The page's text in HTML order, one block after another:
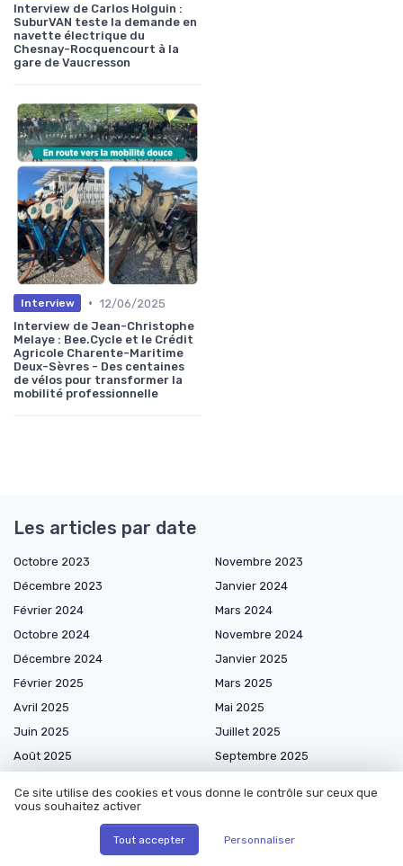
Interview de Carlos Holguin :
SuburVAN teste la demande en
navette électrique du
Chesnay-Rocquencourt à la
gare de Vaucresson
Interview • 12/06/2025
Interview de Jean-Christophe
Melaye : Bee.Cycle et le Crédit
Agricole Charente-Maritime
Deux-Sèvres - Des centaines
de vélos pour transformer la
mobilité professionnelle
Les articles par date
Octobre 2023
Novembre 2023
Décembre 2023
Janvier 2024
Février 2024
Mars 2024
Octobre 2024
Novembre 2024
Décembre 2024
Janvier 2025
Février 2025
Mars 2025
Avril 2025
Mai 2025
Juin 2025
Juillet 2025
Août 2025
Septembre 2025
Décembre 2025
Ce site utilise des cookies et vous donne le contrôle sur ceux que
vous souhaitez activer
Tout accepter Personnaliser